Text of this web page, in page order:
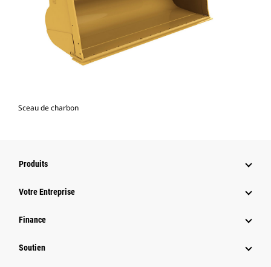
Sceau de charbon
Produits
Votre Entreprise
Finance
Soutien